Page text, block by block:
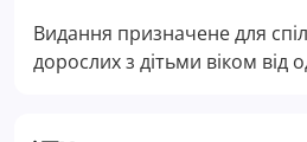
Видання призначене для
дорослих з дітьми віком від